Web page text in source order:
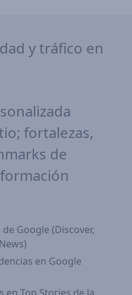
y tráfico en
fortalezas,
de
Google (Discover,
en Google